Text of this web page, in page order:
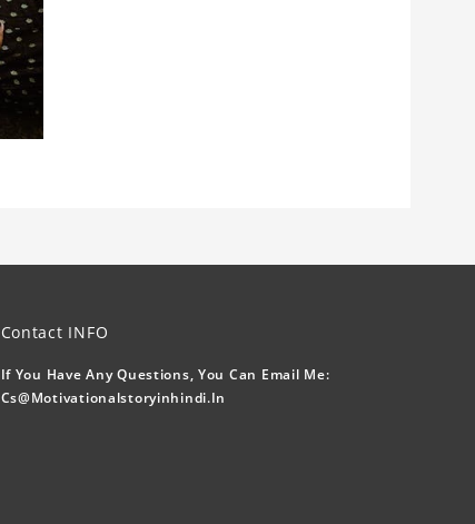
Contact INFO
If You Have Any Questions, You Can Email Me:
Cs@motivationalstoryinhindi.in